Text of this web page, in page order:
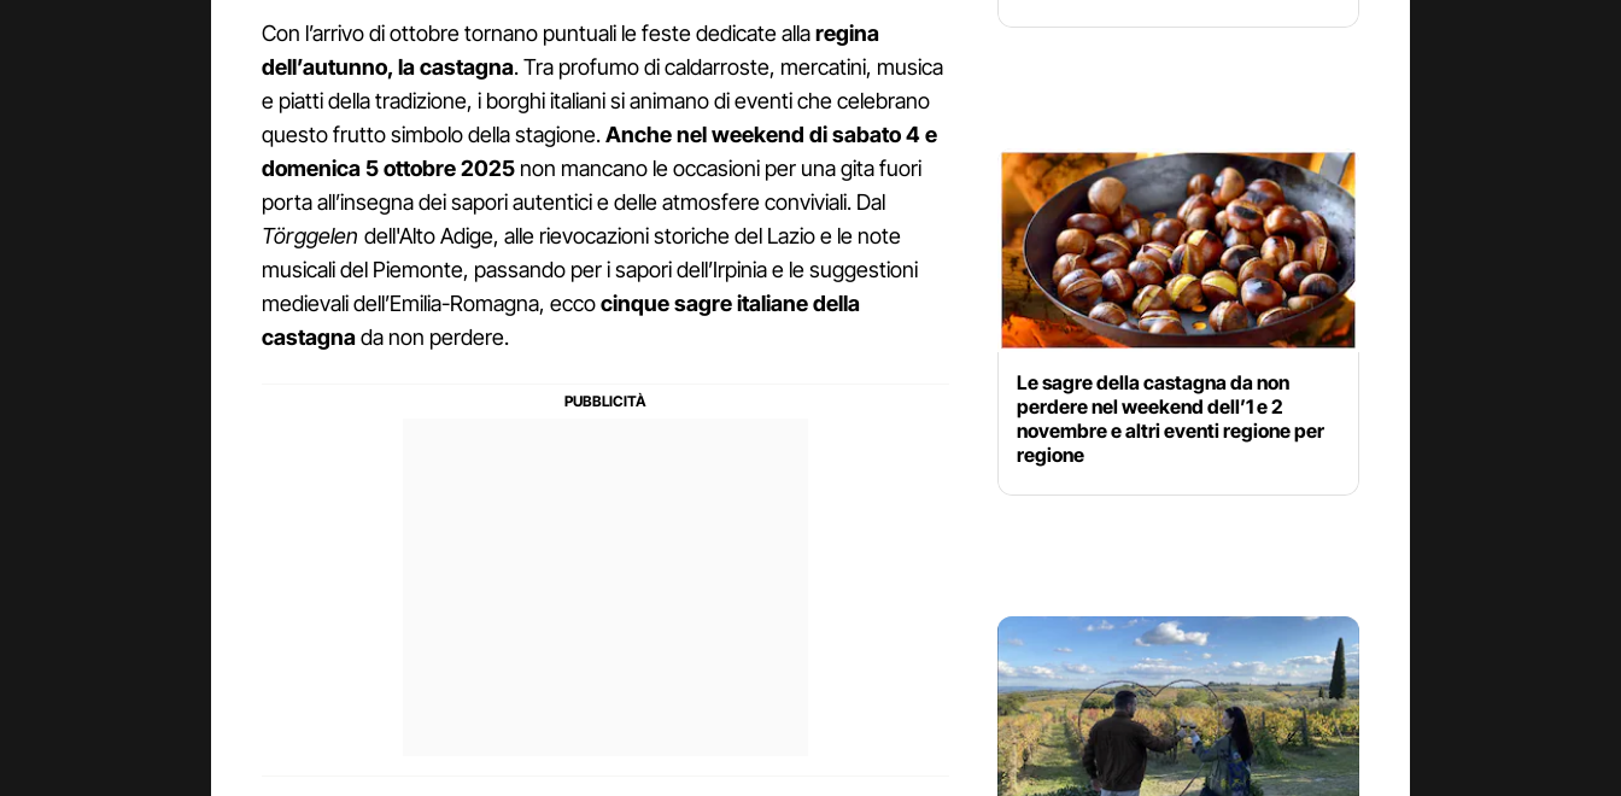
Con l’arrivo di ottobre tornano puntuali le feste dedicate allaregina
dell’autunno, la castagna. Tra profumo di caldarroste, mercatini, musica
e piatti della tradizione, i borghi italiani si animano di eventi che celebrano
questo frutto simbolo della stagione.Anche nel weekend di sabato 4 e
domenica 5 ottobre 2025 non mancano le occasioni per una gita fuori
porta all’insegna dei sapori autentici e delle atmosfere conviviali. Dal
Törggelen dell'Alto Adige, alle rievocazioni storiche del Lazio e le note
musicali del Piemonte, passando per i sapori dell’Irpinia e le suggestioni
medievali dell’Emilia-Romagna, eccocinque sagre italiane della
castagnada non perdere.
Le sagre della castagna da non
perdere nel weekend dell’1 e 2
novembre e altri eventi regione per
regione